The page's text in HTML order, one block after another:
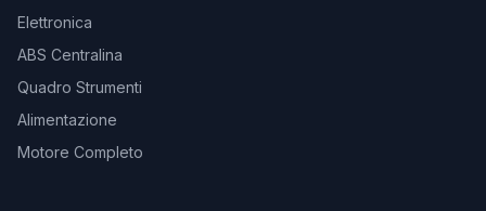
Elettronica
ABS Centralina
Quadro Strumenti
Alimentazione
Motore Completo